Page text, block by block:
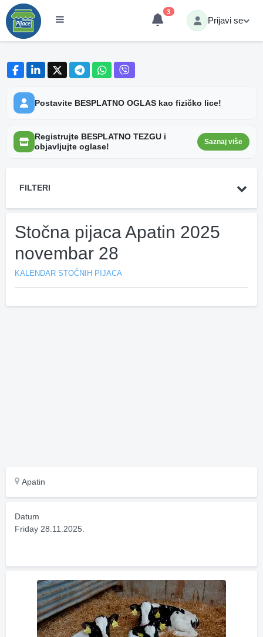
3
Prijavi se
Postavite BESPLATNO OGLAS kao fizičko lice!
Registrujte BESPLATNO TEZGU i
objavljujte oglase!
Saznaj više
FILTERI
Stočna pijaca Apatin 2025
novembar 28
KALENDAR STOČNIH PIJACA
Apatin
Datum
Friday 28.11.2025.